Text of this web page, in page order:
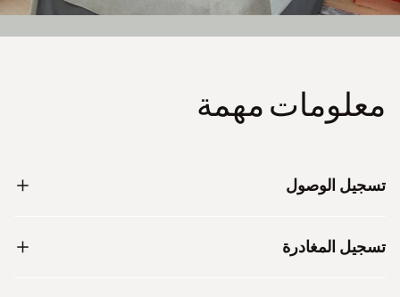
معلومات مهمة
تسجيل الوصول
تسجيل المغادرة